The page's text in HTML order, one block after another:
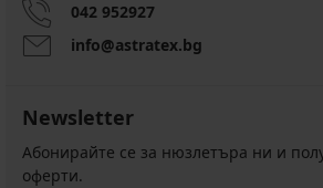
042 952927
info@astratex.bg
Newsletter
Абонирайте се за нюзлетъра ни и
оферти.